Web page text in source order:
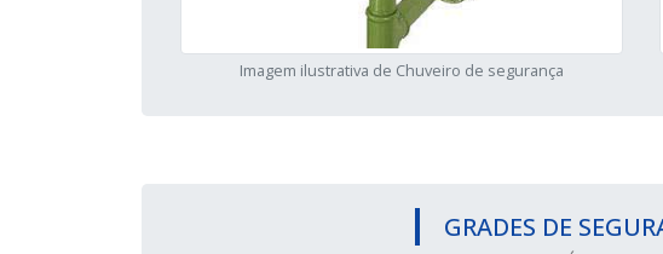
Imagem ilustrativa de Chuveiro de segurança
GRADES DE